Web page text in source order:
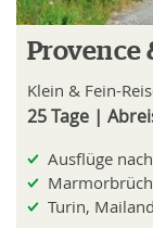
Provence
Klein & Fein-
25 Tage |
Ausflüge
Turin,